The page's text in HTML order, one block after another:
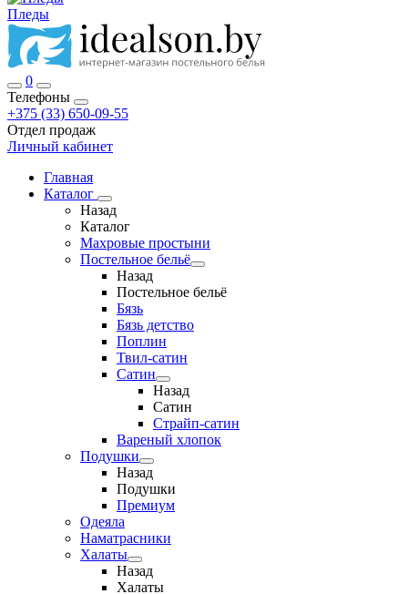
Пледы
0
Телефоны
+375 (33) 650-09-55
Отдел продаж
Личный кабинет
Главная
Каталог
Назад
Каталог
Махровые простыни
Постельное бельё
Назад
Постельное бельё
Бязь
Бязь детство
Поплин
Твил-сатин
Сатин
Назад
Сатин
Страйп-сатин
Вареный хлопок
Подушки
Назад
Подушки
Премиум
Одеяла
Наматрасники
Халаты
Назад
Халаты